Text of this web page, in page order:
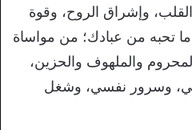
وإشراق الروح، وقوة
تحبه من عبادك؛ من مواساة
والملهوف والحزين،
وسرور نفسي، وشغل